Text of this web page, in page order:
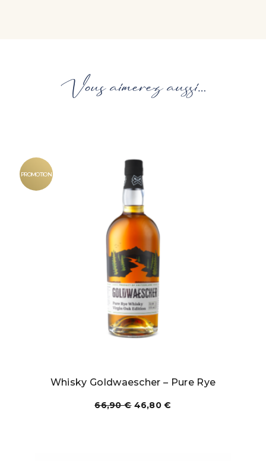
Vous aimerez aussi…
PROMOTION
Whisky Goldwaescher – Pure Rye
66,90€ 46,80€